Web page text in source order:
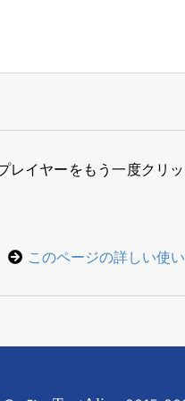
レイヤーをもう一度クリ
このページの詳しい使